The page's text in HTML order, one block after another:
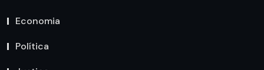
Economia
Política